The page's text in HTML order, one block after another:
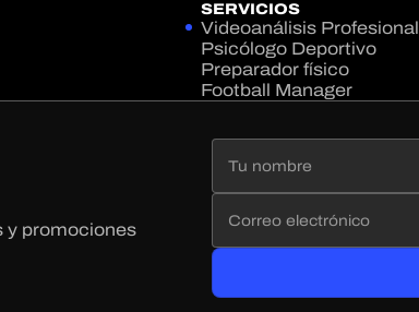
SERVICIOS
Videoanálisis Profesional
Psicólogo Deportivo
Preparador físico
Football Manager
y promociones